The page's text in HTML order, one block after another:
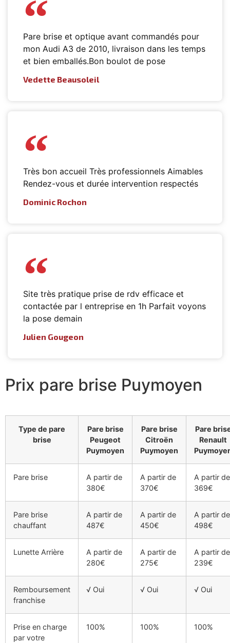
Pare brise et optique avant commandés pour
mon Audi A3 de 2010, livraison dans les temps
et bien emballés.Bon boulot de pose
Vedette Beausoleil
Très bon accueil Très professionnels Aimables
Rendez-vous et durée intervention respectés
Dominic Rochon
Site très pratique prise de rdv efficace et
contactée par l entreprise en 1h Parfait voyons
la pose demain
Julien Gougeon
Prix pare brise Puymoyen
Type de pare
brise
Pare brise
Peugeot
Puymoyen
Pare brise
Citroën
Puymoyen
Pare
Renault
Pare brise
A partir de
380€
A partir de
370€
A partir de
369€
Pare brise
chauffant
A partir de
487€
A partir de
450€
A partir de
498€
Lunette Arrière
A partir de
280€
A partir de
275€
A partir de
239€
Remboursement
franchise
√ Oui √ Oui √ Oui
Prise en charge
par votre
100% 100% 100%